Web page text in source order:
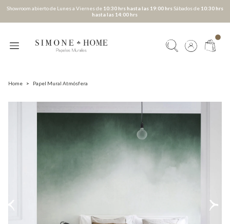
Showroom abierto de Lunes a Viernes de 10:30 hrs hasta las 19:00 hrsSábados de 10:30 hrs
hasta las 14:00 hrs
Home > Papel Mural Atmósfera